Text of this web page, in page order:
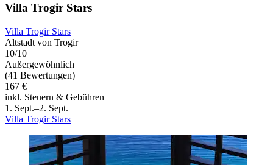
Villa Trogir Stars
Villa Trogir Stars
Altstadt von Trogir
10/10
Außergewöhnlich
(41 Bewertungen)
167 €
inkl. Steuern & Gebühren
1. Sept.–2. Sept.
Villa Trogir Stars